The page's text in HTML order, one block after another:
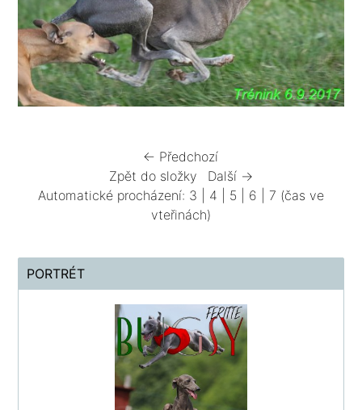
← Předchozí
Zpět do složky
Další →
Automatické procházení: 3 4 5 6 7 (čas ve
vteřinách)
PORTRÉT